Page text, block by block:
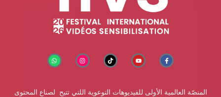
المنصّة العالمية الأولى للفيديوهات التوعوية اللتي تتيح لصناع المحتوى